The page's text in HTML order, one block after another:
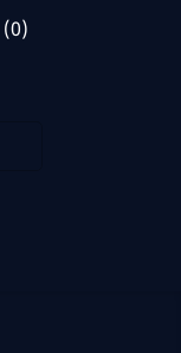
(0)